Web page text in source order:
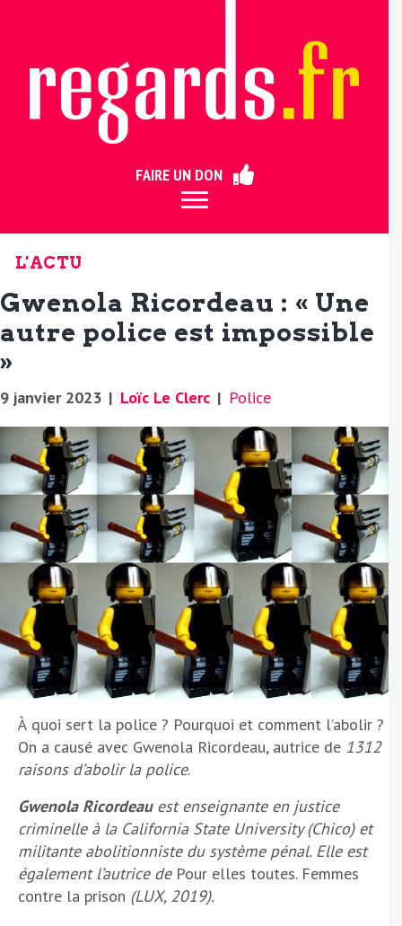
FAIRE UN DON
L'ACTU
Gwenola Ricordeau : « Une
autre police est impossible
»
9 janvier 2023 | Loïc Le Clerc | Police
À quoi sert la police ? Pourquoi et comment l’abolir ?
On a causé avec Gwenola Ricordeau, autrice de 1312
raisons d’abolir la police.
Gwenola Ricordeauest enseignante en justice
criminelle à la California State University (Chico) et
militante abolitionniste du système pénal. Elle est
également l’autrice de Pour elles toutes. Femmes
contre la prison (LUX, 2019).